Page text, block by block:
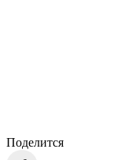
Поделится